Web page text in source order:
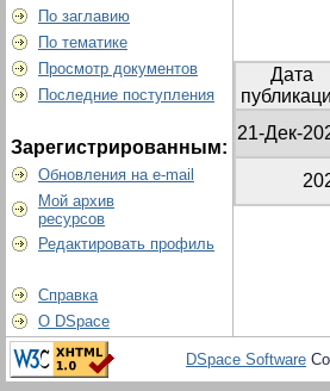
По заглавию
По тематике
Просмотр документов
Последние поступления
Зарегистрированным:
Обновления на e-mail
Мой архив
ресурсов
Редактировать профиль
Справка
О DSpace
Дата
21-Дек-
DSpace Software